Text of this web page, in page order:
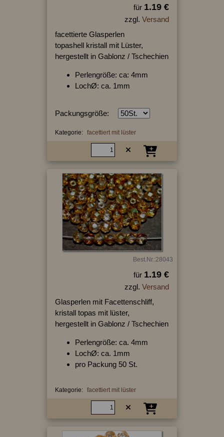
für 1.19 €
zzgl. Versand
facettierte Glasperlen
topashell kristall mit Lüster,
hergestellt in Gablonz / Tschechien
Perlengröße: ca: 4mm
LochØ: ca. 1mm
Packungsgröße:
Kategorie: facettiert mit lüster
Best.Nr.:28043
für 1.19 €
zzgl. Versand
Glasperlen mit Facettenschliff,
kristall topas mit lüster,
hergestellt in Gablonz / Tschechien
Perlengröße: ca. 4mm
LochØ: ca. 1mm
pro Packung 50 St.
Kategorie: facettiert mit lüster